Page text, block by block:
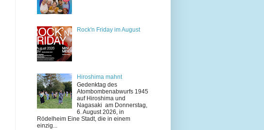
Rock'n Friday im August
Hiroshima mahnt
Gedenktag des
Atombombenabwurfs 1945
auf Hiroshima und
Nagasaki am Donnerstag,
6. August 2026, in
Rödelheim Eine Stadt, die in einem
einzig...